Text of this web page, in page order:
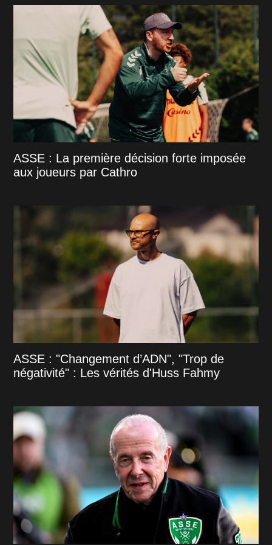
ASSE : La première décision forte imposée
aux joueurs par Cathro
ASSE : "Changement d’ADN", "Trop de
négativité" : Les vérités d'Huss Fahmy